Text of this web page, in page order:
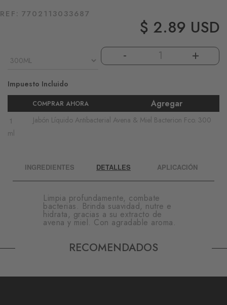
REF: 7702113033687
$ 2.89
- +
Impuesto Incluido
Agregar
Jabón Líquido Antibacterial Avena & Miel Bacterion Fco. 300
ml
INGREDIENTES DETALLES APLICACIÓN
Limpia profundamente, combate
bacterias. Brinda suavidad, nutre e
hidrata, gracias a su extracto de
avena y miel. Con agradable aroma.
RECOMENDADOS